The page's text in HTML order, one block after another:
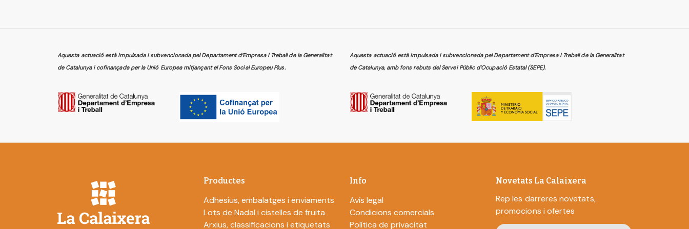
Aquesta actuació està impulsada i subvencionada pel Departament d’Empresa i Treball de la Generalitat
de Catalunya i cofinançada per la Unió Europea mitjançant el Fons Social Europeu Plus.
Aquesta actuació està impulsada i subvencionada pel Departament d’Empresa i Treball de la Generalitat
de Catalunya, amb fons rebuts del Servei Públic d’Ocupació Estatal (SEPE).
Productes
Adhesius, embalatges i enviaments
Lots de Nadal i cistelles de fruita
Arxius, classificacions i etiquetats
Info
Avís legal
Condicions comercials
Política de privacitat
Novetats La Calaixera
Rep les darreres novetats,
promocions i ofertes